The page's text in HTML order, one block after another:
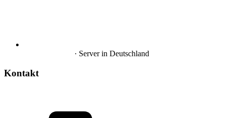
· Server in Deutschland
Kontakt